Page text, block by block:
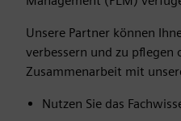
Unsere Partner können
verbessern und zu pflegen
Zusammenarbeit mit
Nutzen Sie das